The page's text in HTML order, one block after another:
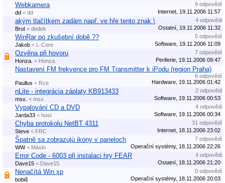
Webkamera
9 odpovědí
dd < dd Internet, 19.11.2006 11:57
akým tlačítkem zadám např. ve hře tento znak \
4 odpovědi
Brut < dedek Ostatní, 19.11.2006 11:32
WinRar po zkušební době ??
5 odpovědí
Jakob < L-Core Software, 19.11.2006 11:09
Ozvěna při hovoru
7 odpovědí
Honza. < Honza. Periferie, 19.11.2006 09:47
Nastavení FM frekvence pro FM Transmitter k iPodu (region Praha)
6 odpovědí
Paullus < Rce Hardware, 19.11.2006 01:42
nLite - integrácia záplaty KB913433
2 odpovědi
msx. < msx. Software, 19.11.2006 00:53
Vypalování CD a DVD
4 odpovědi
Jarda33 < host Software, 19.11.2006 00:34
Chyba protokolu NetBT 4311
31 odpovědí
Steve < FRC Internet, 18.11.2006 23:02
Špatně sa zobrazujú ikony v paneloch
7 odpovědí
WW< Máslo Operační systémy, 18.11.2006 22:26
Error Code - 6003 při instalaci hry FEAR
4 odpovědi
Dave15 < Dave15 Ostatní, 18.11.2006 21:20
Nenačítá Win xp
0 odpovědí
bobiš
Operační systémy, 18.11.2006 20:03